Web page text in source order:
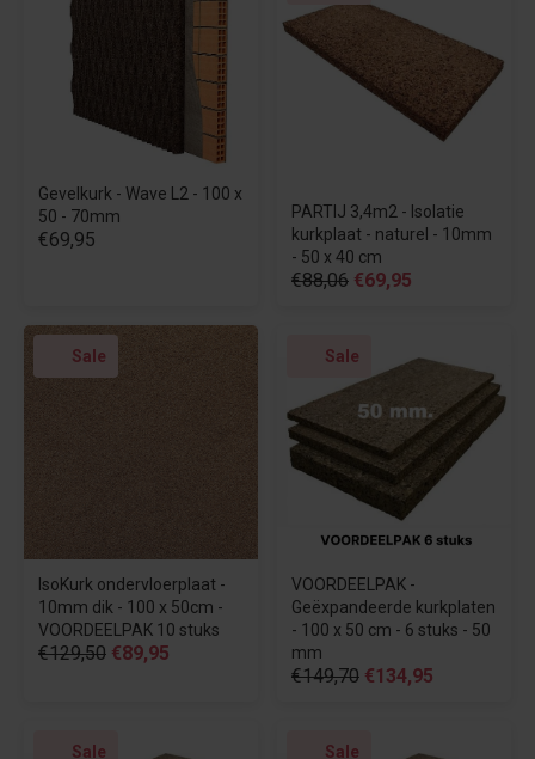
Gevelkurk - Wave L2 - 100 x
50 - 70mm
€69,95
PARTIJ 3,4m2 - Isolatie
kurkplaat - naturel - 10mm
- 50 x 40 cm
€88,06 €69,95
Sale
IsoKurk ondervloerplaat -
10mm dik - 100 x 50cm -
VOORDEELPAK 10 stuks
€129,50 €89,95
Sale
VOORDEELPAK -
Geëxpandeerde kurkplaten
- 100 x 50 cm - 6 stuks - 50
mm
€149,70 €134,95
Sale Sale